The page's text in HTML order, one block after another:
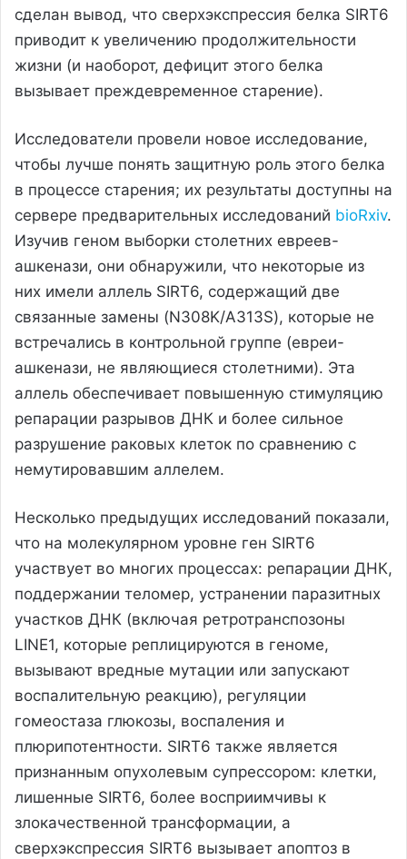
сделан вывод, что сверхэкспрессия белка SIRT6
приводит к увеличению продолжительности
жизни (и наоборот, дефицит этого белка
вызывает преждевременное старение).
Исследователи провели новое исследование,
чтобы лучше понять защитную роль этого белка
в процессе старения; их результаты доступны на
сервере предварительных исследований bioRxiv.
Изучив геном выборки столетних евреев-
ашкенази, они обнаружили, что некоторые из
них имели аллель SIRT6, содержащий две
связанные замены (N308K/A313S), которые не
встречались в контрольной группе (евреи-
ашкенази, не являющиеся столетними). Эта
аллель обеспечивает повышенную стимуляцию
репарации разрывов ДНК и более сильное
разрушение раковых клеток по сравнению с
немутировавшим аллелем.
Несколько предыдущих исследований показали,
что на молекулярном уровне ген SIRT6
участвует во многих процессах: репарации ДНК,
поддержании теломер, устранении паразитных
участков ДНК (включая ретротранспозоны
LINE1, которые реплицируются в геноме,
вызывают вредные мутации или запускают
воспалительную реакцию), регуляции
гомеостаза глюкозы, воспаления и
плюрипотентности. SIRT6 также является
признанным опухолевым супрессором: клетки,
лишенные SIRT6, более восприимчивы к
злокачественной трансформации, а
сверхэкспрессия SIRT6 вызывает апоптоз в